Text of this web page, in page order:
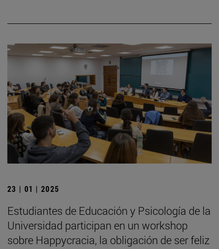
23 | 01 | 2025
Estudiantes de Educación y Psicología de la
Universidad participan en un workshop
sobre Happycracia, la obligación de ser feliz